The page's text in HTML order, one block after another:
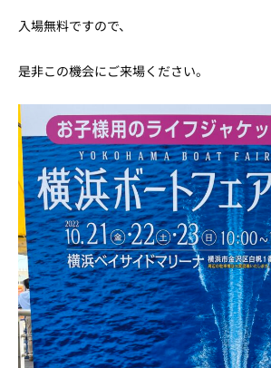
入場無料ですので、
是非この機会にご来場ください。